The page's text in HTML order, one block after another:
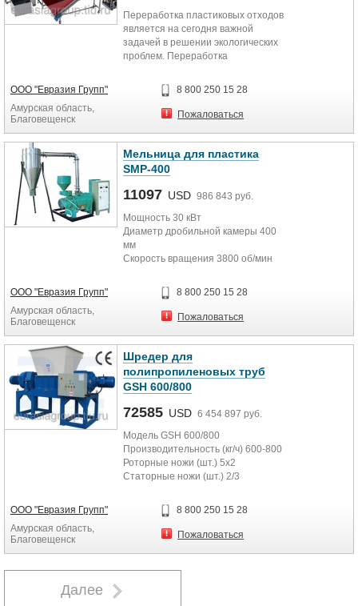
Переработка пластиковых отходов
является на сегодня важной
задачей в решении экологических
проблем. Переработка
частично уменьшить нагрузку на
мусорные свалки: ведь сегодня
значительная часть отходов (1/3),
разложения 1-ой пластиковой
бутылки требуется
приблизительно 300 лет.
ООО "Евразия Групп"
Амурская область,
Благовещенск
8 800 250 15 28
Пожаловаться
Мельница для пластика
SMP-400
11097 USD 986 843 руб.
Мощность 30 кВт
Диаметр дробильной камеры 400
мм
Скорость вращения 3800 об/мин
Циклон 3 кВт
Габариты 3800-1650-3300 мм
Вес 1100 кг
ООО "Евразия Групп"
Амурская область,
Благовещенск
8 800 250 15 28
Пожаловаться
Шредер для
полипропиленовых труб
GSH 600/800
72585 USD 6 454 897 руб.
Модель GSH 600/800
Производительность (кг/ч) 600-800
Роторные ножи (шт.) 5x2
Статорные ножи (шт.) 2/3
Ширина ротора (мм.) 800
Мощность привода (кВт.) 75
ООО "Евразия Групп"
Амурская область,
Благовещенск
8 800 250 15 28
Пожаловаться
Далее